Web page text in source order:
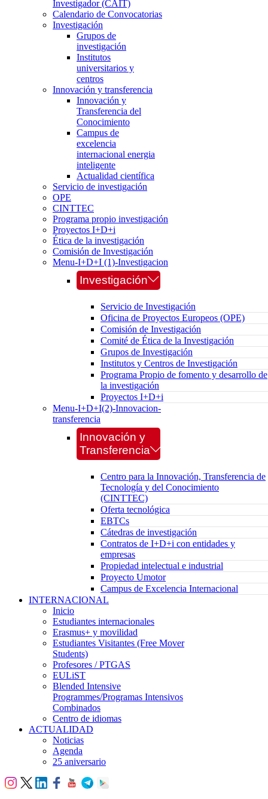
Investigador (CAIT)
Calendario de Convocatorias
Investigación
Grupos de
investigación
Institutos
universitarios y
centros
Innovación y transferencia
Innovación y
Transferencia del
Conocimiento
Campus de
excelencia
internacional energia
inteligente
Actualidad científica
Servicio de investigación
OPE
CINTTEC
Programa propio investigación
Proyectos I+D+i
Ética de la investigación
Comisión de Investigación
Menu-I+D+I (1)-Investigacion
Investigación
Servicio de Investigación
Oficina de Proyectos Europeos (OPE)
Comisión de Investigación
Comité de Ética de la Investigación
Grupos de Investigación
Institutos y Centros de Investigación
Programa Propio de fomento y desarrollo de
la investigación
Proyectos I+D+i
Menu-I+D+I(2)-Innovacion-
transferencia
Innovación y
Transferencia
Centro para la Innovación, Transferencia de
Tecnología y del Conocimiento
(CINTTEC)
Oferta tecnológica
EBTCs
Cátedras de investigación
Contratos de I+D+i con entidades y
empresas
Propiedad intelectual e industrial
Proyecto Umotor
Campus de Excelencia Internacional
INTERNACIONAL
Inicio
Estudiantes internacionales
Erasmus+ y movilidad
Estudiantes Visitantes (Free Mover
Students)
Profesores / PTGAS
EULiST
Blended Intensive
Programmes/Programas Intensivos
Combinados
Centro de idiomas
ACTUALIDAD
Noticias
Agenda
25 aniversario